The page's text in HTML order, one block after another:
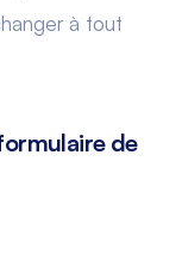
à tout
de